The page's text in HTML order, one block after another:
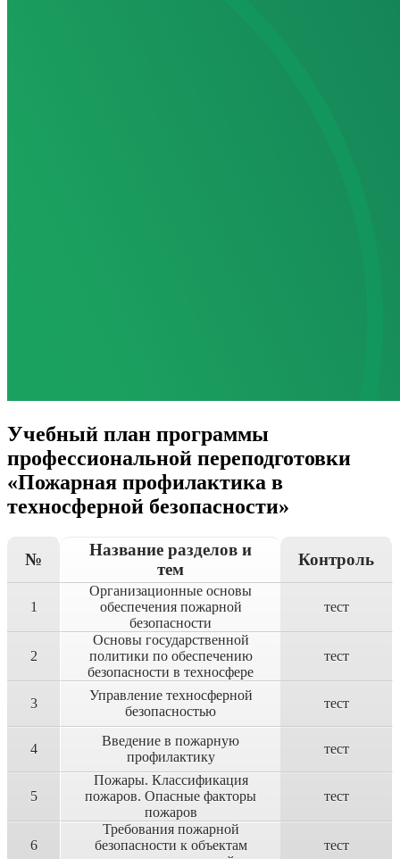
Учебный план программы
профессиональной переподготовки
«Пожарная профилактика в
техносферной безопасности»
№
Название разделов и
тем
Контроль
1
Организационные основы
обеспечения пожарной
безопасности
тест
2
Основы государственной
политики по обеспечению
безопасности в техносфере
тест
3
Управление техносферной
безопасностью
тест
4
Введение в пожарную
профилактику
тест
5
Пожары. Классификация
пожаров. Опасные факторы
пожаров
тест
6
Требования пожарной
безопасности к объектам
тест